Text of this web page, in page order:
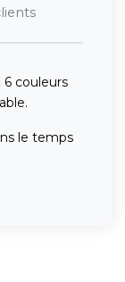
6 couleurs
le temps